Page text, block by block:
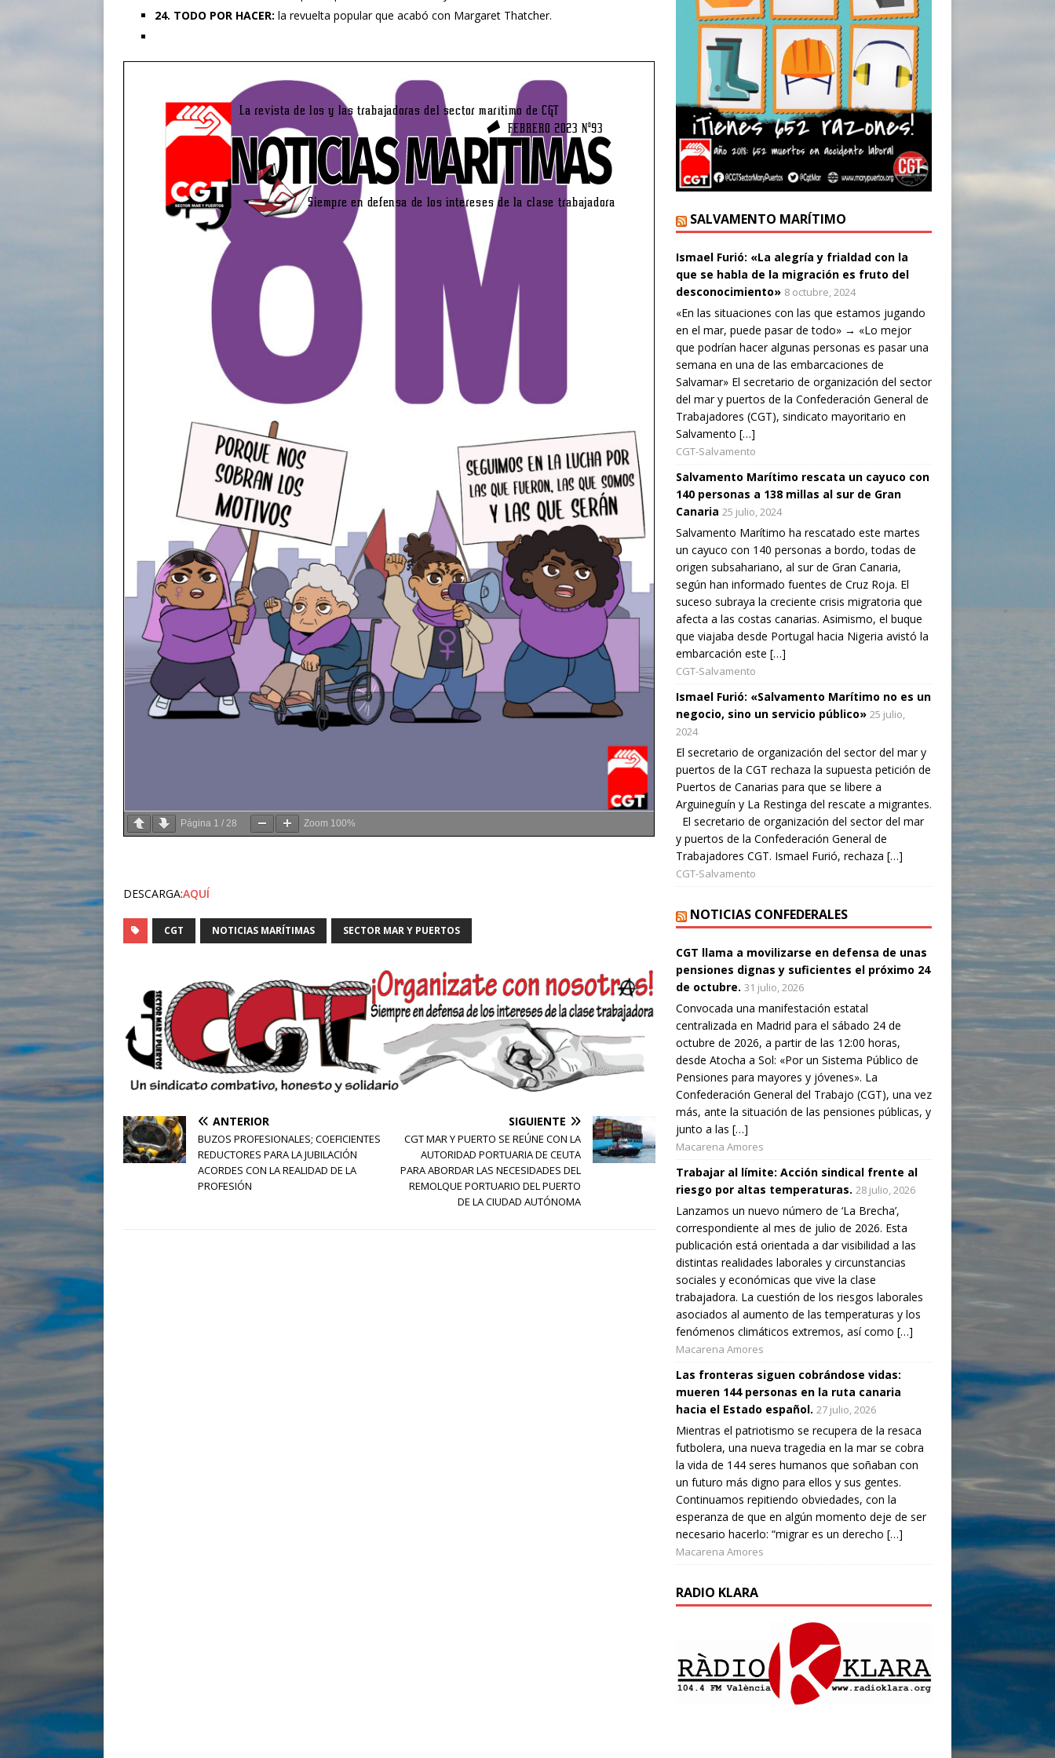
24. TODO POR HACER: la revuelta popular que acabó con Margaret Thatcher.
Página 1 / 28 Zoom 100%
DESCARGA:AQUÍ
CGT NOTICIAS MARÍTIMAS SECTOR MAR Y PUERTOS
ANTERIOR
BUZOS PROFESIONALES; COEFICIENTES
REDUCTORES PARA LA JUBILACIÓN
ACORDES CON LA REALIDAD DE LA
PROFESIÓN
SIGUIENTE
CGT MAR Y PUERTO SE REÚNE CON LA
AUTORIDAD PORTUARIA DE CEUTA
PARA ABORDAR LAS NECESIDADES DEL
REMOLQUE PORTUARIO DEL PUERTO
DE LA CIUDAD AUTÓNOMA
SALVAMENTO MARÍTIMO
Ismael Furió: «La alegría y frialdad con la
que se habla de la migración es fruto del
desconocimiento» 8 octubre, 2024
«En las situaciones con las que estamos jugando
en el mar, puede pasar de todo» → «Lo mejor
que podrían hacer algunas personas es pasar una
semana en una de las embarcaciones de
Salvamar» El secretario de organización del sector
del mar y puertos de la Confederación General de
Trabajadores (CGT), sindicato mayoritario en
Salvamento […]
CGT-Salvamento
Salvamento Marítimo rescata un cayuco con
140 personas a 138 millas al sur de Gran
Canaria 25 julio, 2024
Salvamento Marítimo ha rescatado este martes
un cayuco con 140 personas a bordo, todas de
origen subsahariano, al sur de Gran Canaria,
según han informado fuentes de Cruz Roja. El
suceso subraya la creciente crisis migratoria que
afecta a las costas canarias. Asimismo, el buque
que viajaba desde Portugal hacia Nigeria avistó la
embarcación este […]
CGT-Salvamento
Ismael Furió: «Salvamento Marítimo no es un
negocio, sino un servicio público» 25 julio,
2024
El secretario de organización del sector del mar y
puertos de la CGT rechaza la supuesta petición de
Puertos de Canarias para que se libere a
Arguineguín y La Restinga del rescate a migrantes.
El secretario de organización del sector del mar
y puertos de la Confederación General de
Trabajadores CGT. Ismael Furió, rechaza […]
CGT-Salvamento
NOTICIAS CONFEDERALES
CGT llama a movilizarse en defensa de unas
pensiones dignas y suficientes el próximo 24
de octubre. 31 julio, 2026
Convocada una manifestación estatal
centralizada en Madrid para el sábado 24 de
octubre de 2026, a partir de las 12:00 horas,
desde Atocha a Sol: «Por un Sistema Público de
Pensiones para mayores y jóvenes». La
Confederación General del Trabajo (CGT), una vez
más, ante la situación de las pensiones públicas, y
junto a las […]
Macarena Amores
Trabajar al límite: Acción sindical frente al
riesgo por altas temperaturas. 28 julio, 2026
Lanzamos un nuevo número de ‘La Brecha’,
correspondiente al mes de julio de 2026. Esta
publicación está orientada a dar visibilidad a las
distintas realidades laborales y circunstancias
sociales y económicas que vive la clase
trabajadora. La cuestión de los riesgos laborales
asociados al aumento de las temperaturas y los
fenómenos climáticos extremos, así como […]
Macarena Amores
Las fronteras siguen cobrándose vidas:
mueren 144 personas en la ruta canaria
hacia el Estado español. 27 julio, 2026
Mientras el patriotismo se recupera de la resaca
futbolera, una nueva tragedia en la mar se cobra
la vida de 144 seres humanos que soñaban con
un futuro más digno para ellos y sus gentes.
Continuamos repitiendo obviedades, con la
esperanza de que en algún momento deje de ser
necesario hacerlo: “migrar es un derecho […]
Macarena Amores
RADIO KLARA